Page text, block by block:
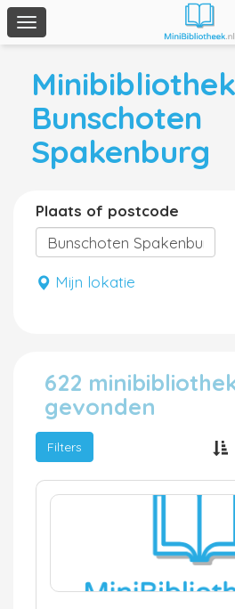
Toggle
navigation
Bunschoten
Spakenburg
Plaats of postcode
Mijn lokatie
622
gevonden
Filters